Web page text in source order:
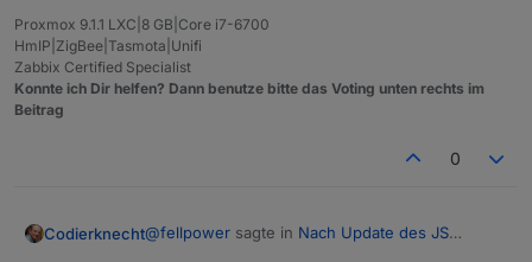
Proxmox 9.1.1 LXC|8 GB|Core i7-6700
HmIP|ZigBee|Tasmota|Unifi
Zabbix Certified Specialist
Konnte ich Dir helfen? Dann benutze bitte das Voting unten rechts im
Beitrag
0
Codierknecht@fellpower sagte in Nach Update des JS